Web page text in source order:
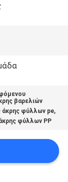
βαρελιών
άκρης φύλλων pe,
φύλλων PP